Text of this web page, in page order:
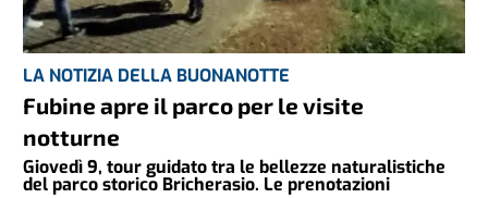
LA NOTIZIA DELLA BUONANOTTE
Fubine apre il parco per le visite
notturne
Giovedì 9, tour guidato tra le bellezze naturalistiche
del parco storico Bricherasio. Le prenotazioni